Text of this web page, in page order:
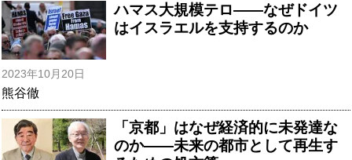
ハマス大規模テロ――なぜドイツ
はイスラエルを支持するのか
2023年10月20日
熊谷徹
「京都」はなぜ経済的に未発達な
のか――未来の都市として再生す